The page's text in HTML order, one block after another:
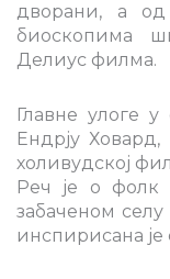
дворани, а од
биоскопима
Делиус филма.
Главне улоге
Ендрју
холивудској
Реч је о фолк
забаченом
инспирисана је